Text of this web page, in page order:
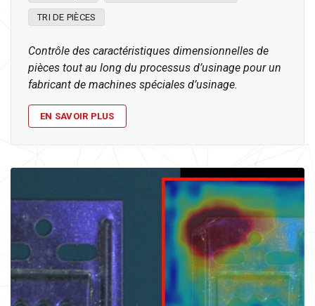
TRI DE PIÈCES
Contrôle des caractéristiques dimensionnelles de
pièces tout au long du processus d’usinage pour un
fabricant de machines spéciales d’usinage.
EN SAVOIR PLUS